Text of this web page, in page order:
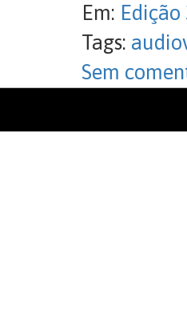
Em: Edição
Tags:
Sem